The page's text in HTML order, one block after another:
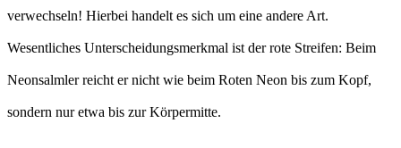
verwechseln! Hierbei handelt es sich um eine andere Art.
Wesentliches Unterscheidungsmerkmal ist der rote Streifen: Beim
Neonsalmler reicht er nicht wie beim Roten Neon bis zum Kopf,
sondern nur etwa bis zur Körpermitte.